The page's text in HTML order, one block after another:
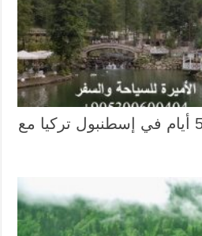
برنامج سياحي لمدة 5 أيام في إسطنبول تركيا مع